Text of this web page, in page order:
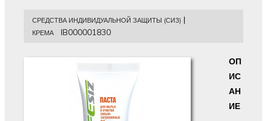
СРЕДСТВА ИНДИВИДУАЛЬНОЙ ЗАЩИТЫ (СИЗ) |
КРЕМАIB000001830
ОП
ИС
АН
ИЕ